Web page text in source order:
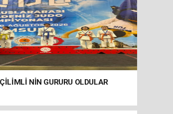
ÇİLİMLİ NİN GURURU OLDULAR